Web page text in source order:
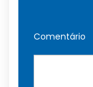
Comentário